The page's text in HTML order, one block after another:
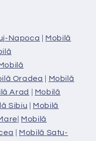
Napoca | Mobilă
Oradea | Mobilă
Arad | Mobilă
Sibiu | Mobilă
| Mobilă
| Mobilă Satu-